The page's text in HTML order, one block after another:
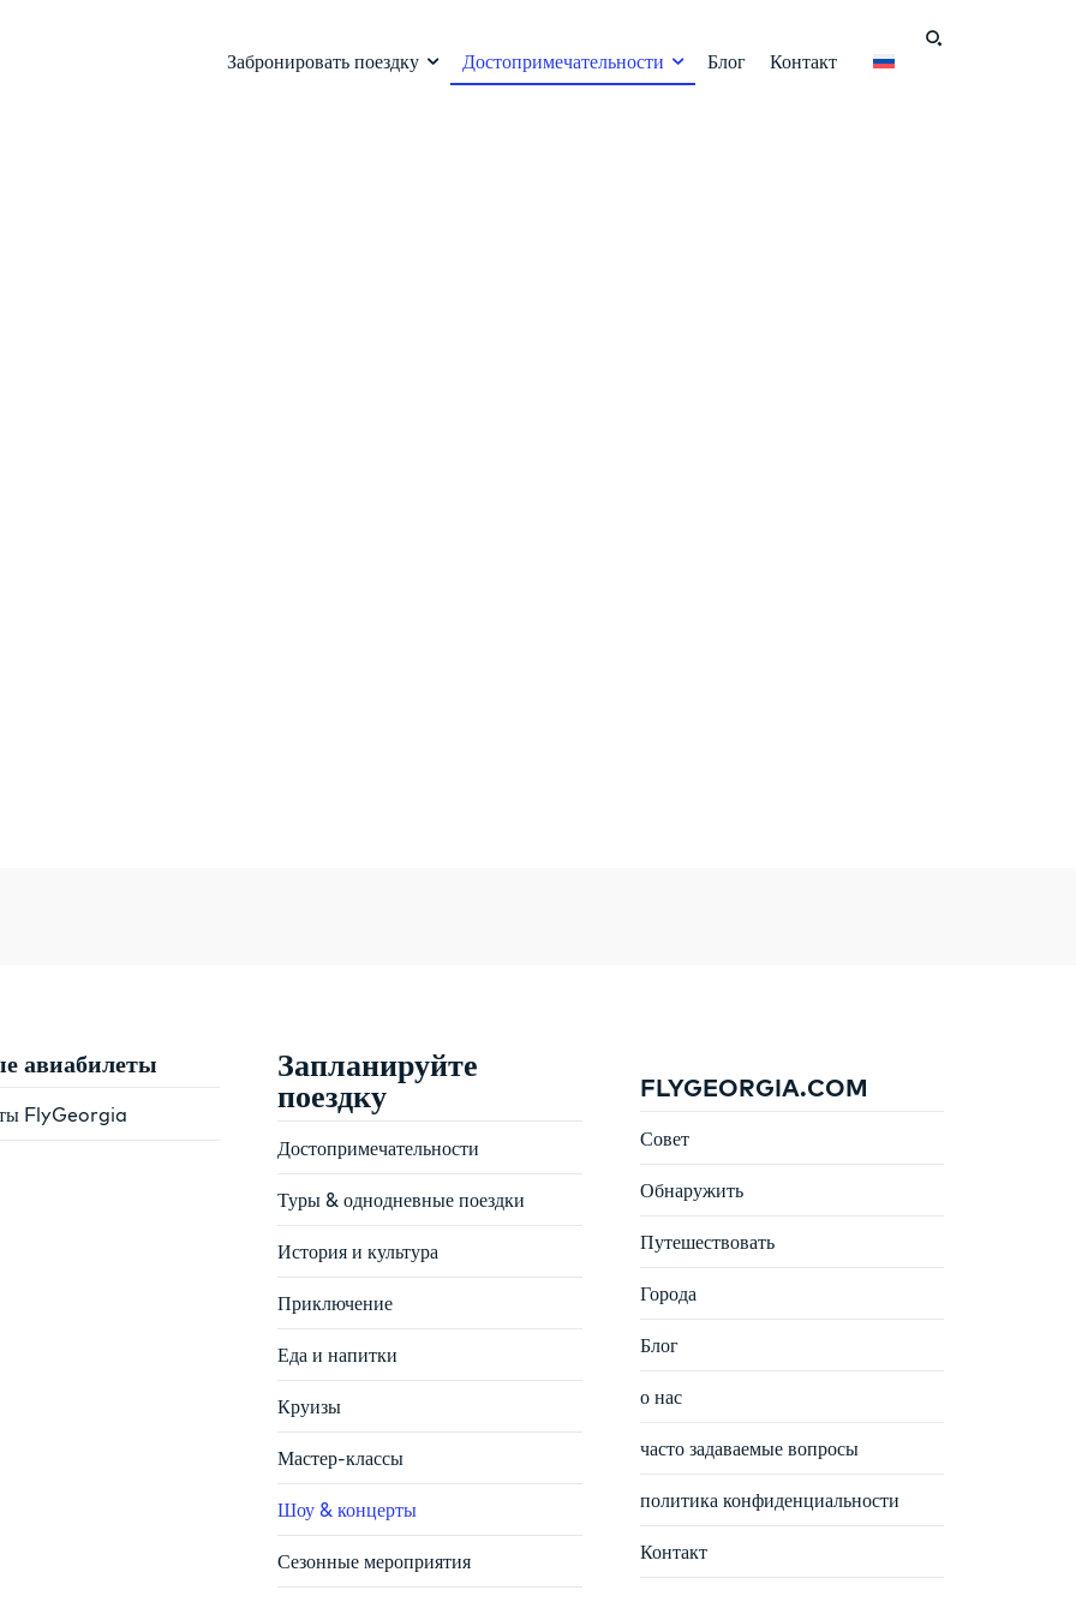
Забронировать поездку Достопримечательности Блог Контакт
авиабилеты
FlyGeorgia
Запланируйте
поездку
Достопримечательности
Туры & однодневные поездки
История и культура
Приключение
Еда и напитки
Круизы
Мастер-классы
Шоу & концерты
Сезонные мероприятия
FLYGEORGIA.COM
Совет
Обнаружить
Путешествовать
Города
Блог
о нас
часто задаваемые вопросы
политика конфиденциальности
Контакт